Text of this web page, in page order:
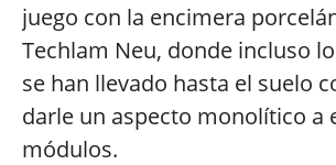
juego con la encimera
Techlam Neu, donde incluso
se han llevado hasta el suelo
darle un aspecto monolítico a
módulos.